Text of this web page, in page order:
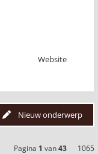
Website
Nieuw onderwerp
Pagina 1 van43 1065